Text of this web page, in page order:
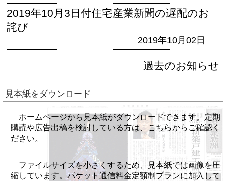
2019年10月3日付住宅産業新聞の遅配のお
詫び
2019年10月02日
過去のお知らせ
見本紙をダウンロード
ホームページから見本紙がダウンロードできます。定期
購読や広告出稿を検討している方は、こちらからご確認く
ださい。
ファイルサイズを小さくするため、見本紙では画像を圧
縮しています。パケット通信料金定額制プランに加入して